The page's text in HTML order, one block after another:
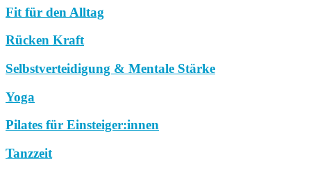
Fit für den Alltag
Rücken Kraft
Selbstverteidigung & Mentale Stärke
Yoga
Pilates für Einsteiger:innen
Tanzzeit